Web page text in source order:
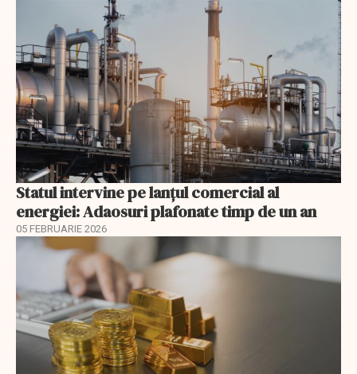
Statul intervine pe lanțul comercial al
energiei: Adaosuri plafonate timp de un an
05 FEBRUARIE 2026